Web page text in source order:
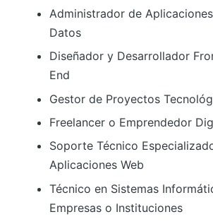
Administrador de
Datos
Diseñador y Desarrollador
End
Gestor de Proyectos
Freelancer o Emprendedor
Soporte Técnico
Aplicaciones Web
Técnico en Sistemas
Empresas o Instituciones